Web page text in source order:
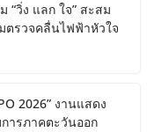
“วิ่ง แลก ใจ” สะสม
ตรวจคลื่นไฟฟ้าหัวใจ
2026” งานแสดง
ารภาคตะวันออก